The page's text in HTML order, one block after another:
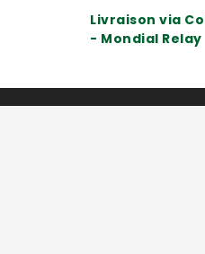
Livraison via
- Mondial Relay